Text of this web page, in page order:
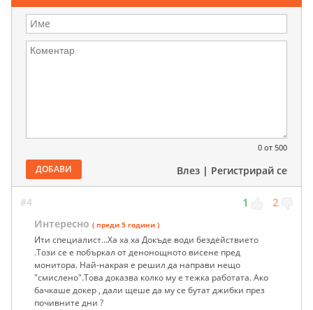
0 от 500
ДОБАВИ Влез | Регистрирай се
#4 1 2
Интересно ( преди 5 години )
Ити специалист...Ха ха ха Докъде води бездействието
.Този се е побъркал от денонощното висене пред
монитора. Най-накрая е решил да направи нещо
"смислено".Това доказва колко му е тежка работата. Ако
бачкаше докер , дали щеше да му се бутат джибки през
почивните дни ?